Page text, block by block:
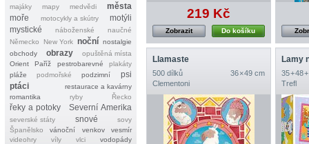
majáky
mapy medvědi
města
moře
motocykly a skútry
motýli
mystické
náboženské
naučné
Německo
New York noční nostalgie
obchody
obrazy
opuštěná místa
Orient
Paříž pestrobarevné
plakáty
pláže
podmořské podzimní
psi
ptáci
restaurace a kavárny
romantika
ryby Řecko
řeky a potoky Severní Amerika
severské státy snové
sovy
Španělsko
vánoční venkov
vesmír
videohry
víly vlci vodopády
219 Kč
Do košíku
Zobrazit
Llamaste
500 dílků
36 × 49 cm
Clementoni
Lamy
35 + 48
Trefl